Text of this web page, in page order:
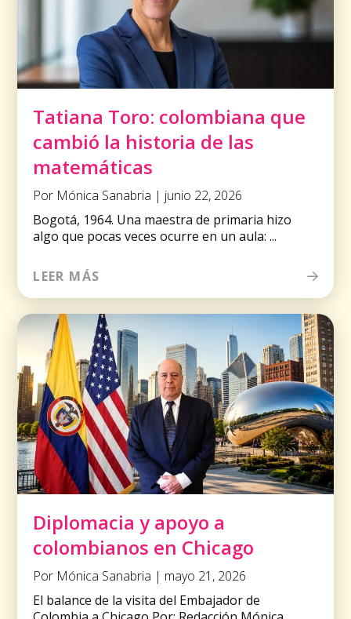
Tatiana Toro: colombiana que
cambió la historia de las
matemáticas
Por Mónica Sanabria | junio 22, 2026
Bogotá, 1964. Una maestra de primaria hizo
algo que pocas veces ocurre en un aula: ...
LEER MÁS
Diplomacia y apoyo a
colombianos en Chicago
Por Mónica Sanabria | mayo 21, 2026
El balance de la visita del Embajador de